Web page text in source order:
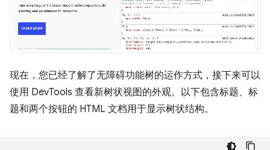
现在，您已经了解了无障碍功能树的运作方式，接下来可以
使用 DevTools 查看新树状视图的外观。以下包含标题、标
题和两个按钮的 HTML 文档用于显示树状结构。